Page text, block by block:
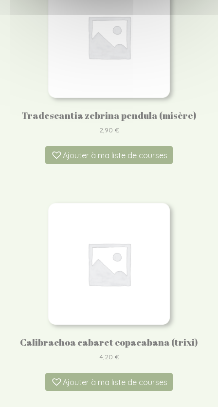
Tradescantia zebrina pendula (misère)
2,90 €
Ajouter à ma liste de courses
Calibrachoa cabaret copacabana (trixi)
4,20 €
Ajouter à ma liste de courses